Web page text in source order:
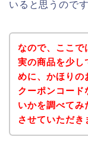
いると思うので
なので、ここで
実の商品を少し
めに、かほりの
クーポンコード
いかを調べてみ
させていただき